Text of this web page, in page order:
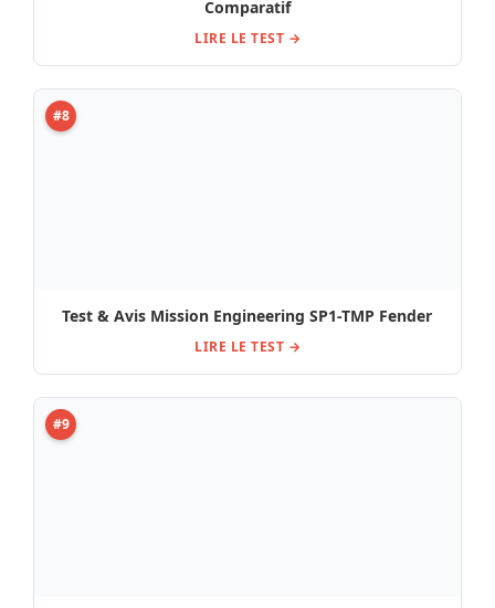
LIRE LE TEST →
#8
LIRE LE TEST →
#9